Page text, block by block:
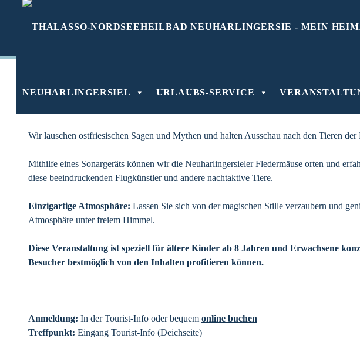
NEUHARLINGERSIEL URLAUBS-SERVICE
Kurz vor der Dämmerung starten wir an der Tourist-Info zu unserer Entdeckungstour für
Wir lauschen ostfriesischen Sagen und Mythen und halten Ausschau nach den Tieren der
Mithilfe eines Sonargeräts können wir die Neuharlingersieler Fledermäuse orten und
diese beeindruckenden Flugkünstler und andere nachtaktive Tiere.
Einzigartige Atmosphäre: Lassen Sie sich von der magischen Stille verzaubern und
Atmosphäre unter freiem Himmel.
Diese Veranstaltung ist speziell für ältere Kinder ab 8 Jahren und Erwachsene
Besucher bestmöglich von den Inhalten profitieren können.
Anmeldung: In der Tourist-Info oder bequem online buchen
Treffpunkt: Eingang Tourist-Info (Deichseite)